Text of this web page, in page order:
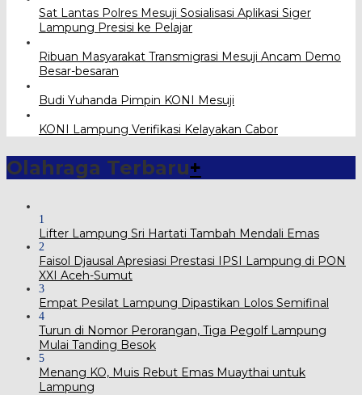
Sat Lantas Polres Mesuji Sosialisasi Aplikasi Siger
Lampung Presisi ke Pelajar
Ribuan Masyarakat Transmigrasi Mesuji Ancam Demo
Besar-besaran
Budi Yuhanda Pimpin KONI Mesuji
KONI Lampung Verifikasi Kelayakan Cabor
Olahraga Terbaru+
1
Lifter Lampung Sri Hartati Tambah Mendali Emas
2
Faisol Djausal Apresiasi Prestasi IPSI Lampung di PON
XXI Aceh-Sumut
3
Empat Pesilat Lampung Dipastikan Lolos Semifinal
4
Turun di Nomor Perorangan, Tiga Pegolf Lampung
Mulai Tanding Besok
5
Menang KO, Muis Rebut Emas Muaythai untuk
Lampung